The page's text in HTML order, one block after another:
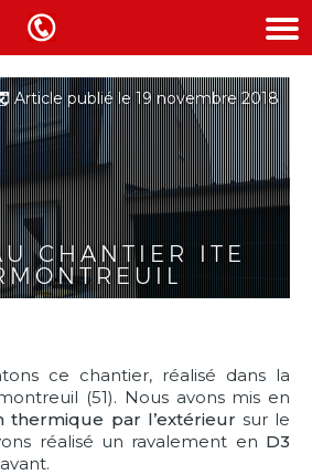
CHANTIER ITE
Article publié le 19 novembre 2018
ce chantier, réalisé dans la
(51). Nous avons mis en
thermique par l’extérieur sur le
réalisé un ravalement en D3